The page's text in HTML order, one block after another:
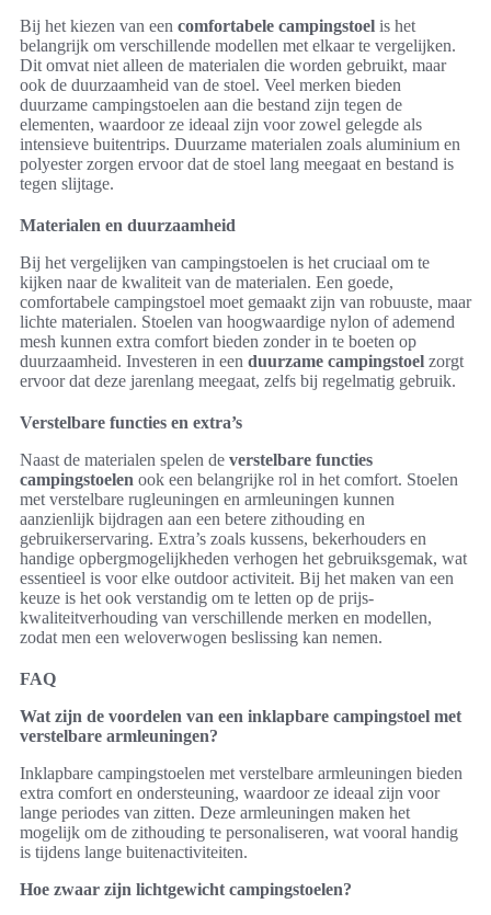
Bij het kiezen van een comfortabele campingstoel is het
belangrijk om verschillende modellen met elkaar te vergelijken.
Dit omvat niet alleen de materialen die worden gebruikt, maar
ook de duurzaamheid van de stoel. Veel merken bieden
duurzame campingstoelen aan die bestand zijn tegen de
elementen, waardoor ze ideaal zijn voor zowel gelegde als
intensieve buitentrips. Duurzame materialen zoals aluminium en
polyester zorgen ervoor dat de stoel lang meegaat en bestand is
tegen slijtage.
Materialen en duurzaamheid
Bij het vergelijken van campingstoelen is het cruciaal om te
kijken naar de kwaliteit van de materialen. Een goede,
comfortabele campingstoel moet gemaakt zijn van robuuste, maar
lichte materialen. Stoelen van hoogwaardige nylon of ademend
mesh kunnen extra comfort bieden zonder in te boeten op
duurzaamheid. Investeren in een duurzame campingstoel zorgt
ervoor dat deze jarenlang meegaat, zelfs bij regelmatig gebruik.
Verstelbare functies en extra’s
Naast de materialen spelen de verstelbare functies
campingstoelen ook een belangrijke rol in het comfort. Stoelen
met verstelbare rugleuningen en armleuningen kunnen
aanzienlijk bijdragen aan een betere zithouding en
gebruikerservaring. Extra’s zoals kussens, bekerhouders en
handige opbergmogelijkheden verhogen het gebruiksgemak, wat
essentieel is voor elke outdoor activiteit. Bij het maken van een
keuze is het ook verstandig om te letten op de prijs-
kwaliteitverhouding van verschillende merken en modellen,
zodat men een weloverwogen beslissing kan nemen.
FAQ
Wat zijn de voordelen van een inklapbare campingstoel met
verstelbare armleuningen?
Inklapbare campingstoelen met verstelbare armleuningen bieden
extra comfort en ondersteuning, waardoor ze ideaal zijn voor
lange periodes van zitten. Deze armleuningen maken het
mogelijk om de zithouding te personaliseren, wat vooral handig
is tijdens lange buitenactiviteiten.
Hoe zwaar zijn lichtgewicht campingstoelen?